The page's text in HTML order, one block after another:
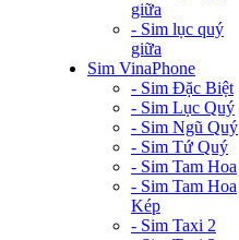
giữa
- Sim lục quý
giữa
Sim VinaPhone
- Sim Đặc Biệt
- Sim Lục Quý
- Sim Ngũ Quý
- Sim Tứ Quý
- Sim Tam Hoa
- Sim Tam Hoa
Kép
- Sim Taxi 2